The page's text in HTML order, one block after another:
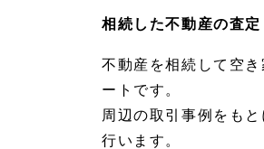
1.
1
続・
サポ
相続した不動産の査
不動産を相続して空
ートです。
周辺の取引事例をも
行います。